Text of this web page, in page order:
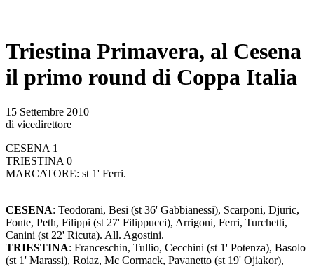
Triestina Primavera, al Cesena
il primo round di Coppa Italia
15 Settembre 2010
di vicedirettore
CESENA 1
TRIESTINA 0
MARCATORE: st 1' Ferri.
CESENA: Teodorani, Besi (st 36' Gabbianessi), Scarponi, Djuric,
Fonte, Peth, Filippi (st 27' Filippucci), Arrigoni, Ferri, Turchetti,
Canini (st 22' Ricuta). All. Agostini.
TRIESTINA: Franceschin, Tullio, Cecchini (st 1' Potenza), Basolo
(st 1' Marassi), Roiaz, Mc Cormack, Pavanetto (st 19' Ojiakor),